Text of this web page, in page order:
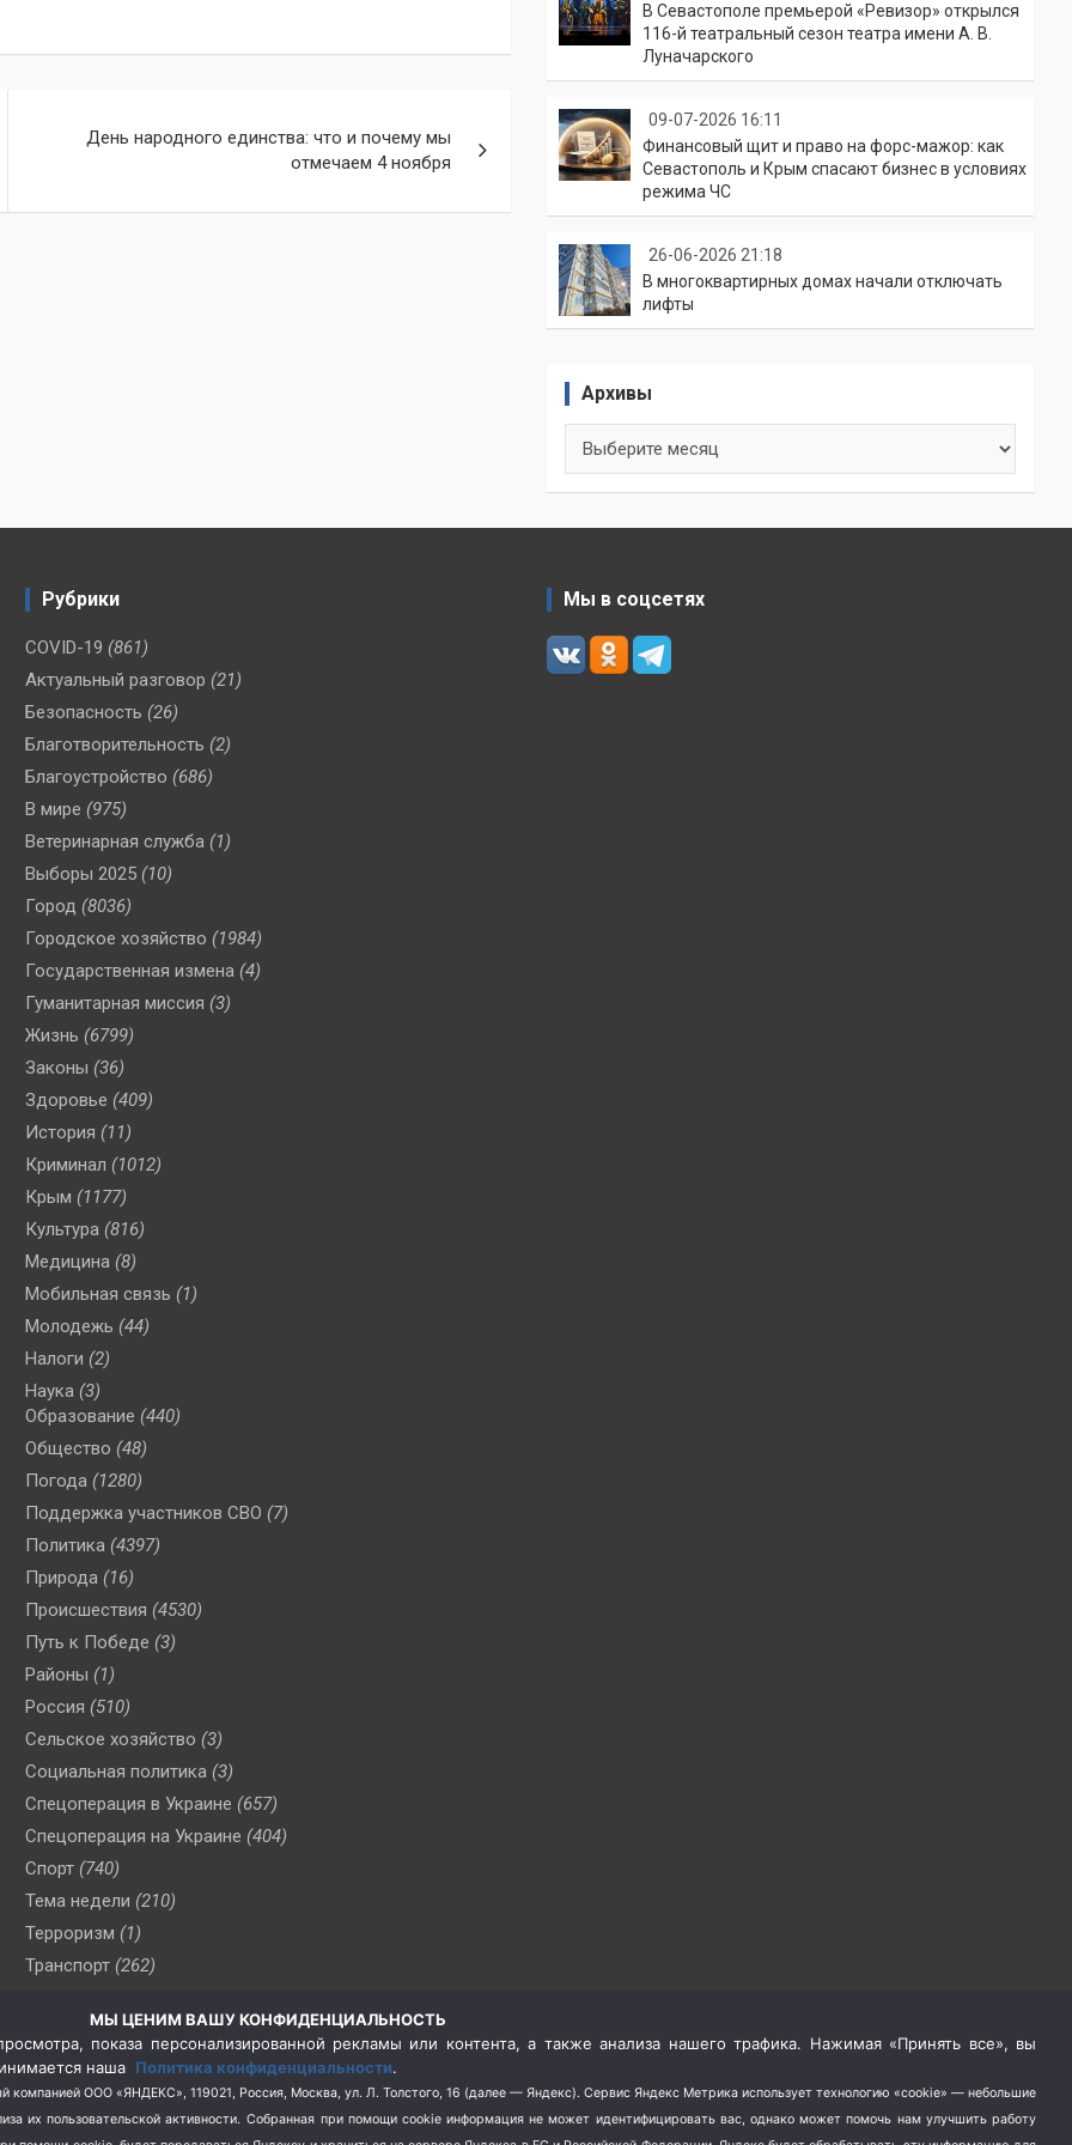
День народного единства: что и почему мы
отмечаем 4 ноября
В Севастополе премьерой «Ревизор» открылся
116-й театральный сезон театра имени А. В.
Луначарского
09-07-2026 16:11
Финансовый щит и право на форс-мажор: как
Севастополь и Крым спасают бизнес в условиях
режима ЧС
26-06-2026 21:18
В многоквартирных домах начали отключать
лифты
Архивы
Рубрики
COVID-19 (861)
Актуальный разговор (21)
Безопасность (26)
Благотворительность (2)
Благоустройство (686)
В мире (975)
Ветеринарная служба (1)
Выборы 2025 (10)
Город (8036)
Городское хозяйство (1984)
Государственная измена (4)
Гуманитарная миссия (3)
Жизнь (6799)
Законы (36)
Здоровье (409)
История (11)
Криминал (1012)
Крым (1177)
Культура (816)
Медицина (8)
Мобильная связь (1)
Молодежь (44)
Налоги (2)
Наука (3)
Образование (440)
Общество (48)
Погода (1280)
Поддержка участников СВО (7)
Политика (4397)
Природа (16)
Происшествия (4530)
Путь к Победе (3)
Районы (1)
Россия (510)
Сельское хозяйство (3)
Социальная политика (3)
Спецоперация в Украине (657)
Спецоперация на Украине (404)
Спорт (740)
Тема недели (210)
Терроризм (1)
Транспорт (262)
(76)
Цены (2)
Школа и спорт (2)
Экология (8)
Мы в соцсетях
МЫ ЦЕНИМ ВАШУ КОНФИДЕНЦИАЛЬНОСТЬ
показа персонализированной рекламы или контента, а также анализа нашего трафика. Нажимая «Принять все», вы
наша Политика конфиденциальности.
компанией ООО «ЯНДЕКС», 119021, Россия, Москва, ул. Л. Толстого, 16 (далее — Яндекс). Сервис Яндекс Метрика использует технологию «cookie» — небольшие
их пользовательской активности. Собранная при помощи cookie информация не может идентифицировать вас, однако может помочь нам улучшить работу